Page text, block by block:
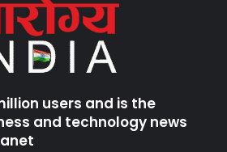
users and is the
and technology news